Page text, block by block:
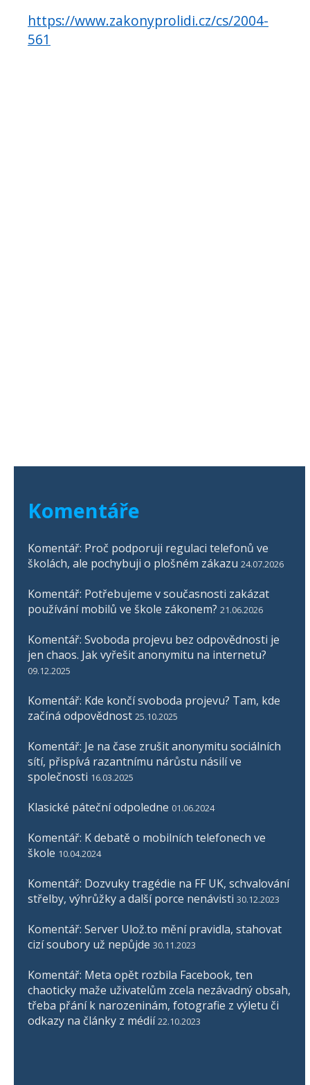
https://www.zakonyprolidi.cz/cs/2004-
561
Komentáře
Komentář: Proč podporuji regulaci telefonů ve
školách, ale pochybuji o plošném zákazu 24.07.2026
Komentář: Potřebujeme v současnosti zakázat
používání mobilů ve škole zákonem? 21.06.2026
Komentář: Svoboda projevu bez odpovědnosti je
jen chaos. Jak vyřešit anonymitu na internetu?
09.12.2025
Komentář: Kde končí svoboda projevu? Tam, kde
začíná odpovědnost 25.10.2025
Komentář: Je na čase zrušit anonymitu sociálních
sítí, přispívá razantnímu nárůstu násilí ve
společnosti 16.03.2025
Klasické páteční odpoledne 01.06.2024
Komentář: K debatě o mobilních telefonech ve
škole 10.04.2024
Komentář: Dozvuky tragédie na FF UK, schvalování
střelby, výhrůžky a další porce nenávisti 30.12.2023
Komentář: Server Ulož.to mění pravidla, stahovat
cizí soubory už nepůjde 30.11.2023
Komentář: Meta opět rozbila Facebook, ten
chaoticky maže uživatelům zcela nezávadný obsah,
třeba přání k narozeninám, fotografie z výletu či
odkazy na články z médií 22.10.2023